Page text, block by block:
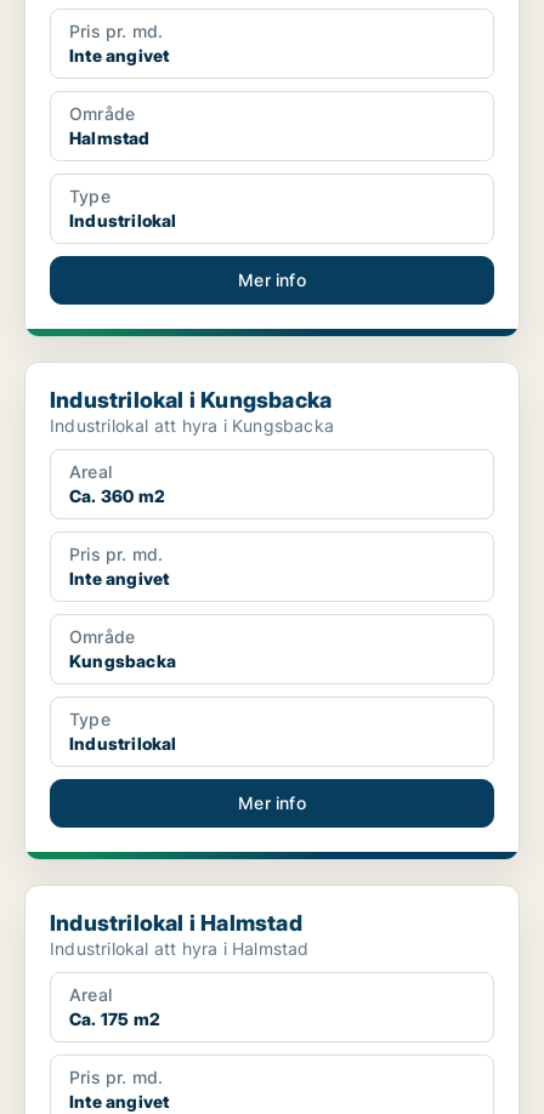
Pris pr. md.
Inte angivet
Område
Halmstad
Type
Industrilokal
Mer info
Industrilokal i Kungsbacka
Industrilokal i Kungsbacka
Industrilokal att hyra i Kungsbacka
Areal
Ca. 360 m2
Pris pr. md.
Inte angivet
Område
Kungsbacka
Type
Industrilokal
Mer info
Industrilokal i Halmstad
Industrilokal i Halmstad
Industrilokal att hyra i Halmstad
Areal
Ca. 175 m2
Pris pr. md.
Inte angivet